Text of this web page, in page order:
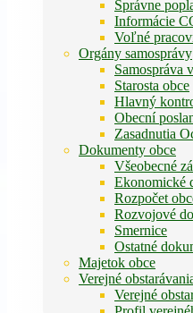
Správne
Informácie
Voľné
Orgány samosprávy
Samospráva
Starosta obce
Hlavný
Obecní
Zasadnutia
Dokumenty obce
Všeobecné
Ekonomické
Rozpočet
Rozvojové
Smernice
Ostatné
Majetok obce
Verejné
Verejné